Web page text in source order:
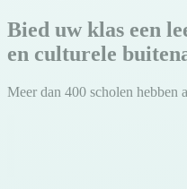
Bied uw klas een
en culturele
Meer dan 400 scholen hebben